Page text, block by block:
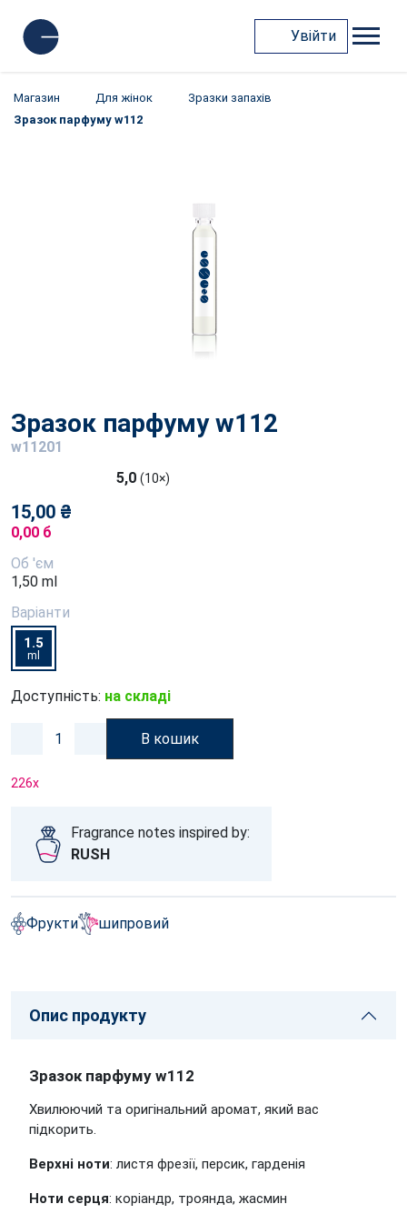
Увійти
Магазин Для жінок
Зразки запахів
Зразок парфуму w112
Зразок парфуму w112
w11201
5,0 (10×)
15,00 ₴
0,00 б
Об 'єм
1,50 ml
Варіанти
1.5
ml
Доступність: на складі
В кошик
226x
Fragrance notes inspired by:
RUSH
Фрукти шипровий
Опис продукту
Зразок парфуму w112
Хвилюючий та оригінальний аромат, який вас
підкорить.
Верхні ноти: листя фрезії, персик, гарденія
Ноти серця: коріандр, троянда, жасмин